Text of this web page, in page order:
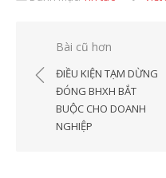
Điều
hướng
viết
Bài cũ hơn
ĐIỀU KIỆN TẠM DỪNG
ĐÓNG BHXH BẮT
BUỘC CHO DOANH
NGHIỆP